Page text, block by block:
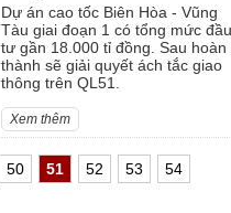
Dự án cao tốc Biên Hòa - Vũng
Tàu giai đoạn 1 có tổng mức đầu
tư gần 18.000 tỉ đồng. Sau hoàn
thành sẽ giải quyết ách tắc giao
thông trên QL51.
Xem thêm
50 51 52 53
54